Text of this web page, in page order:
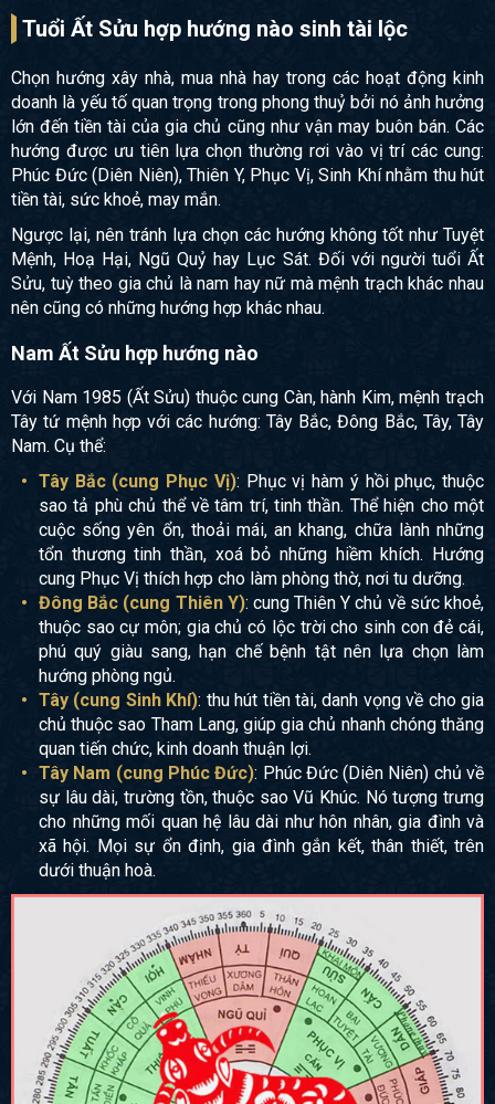
Tuổi Ất Sửu hợp hướng nào sinh tài lộc
Chọn hướng xây nhà, mua nhà hay trong các hoạt động kinh
doanh là yếu tố quan trọng trong phong thuỷ bởi nó ảnh hưởng
lớn đến tiền tài của gia chủ cũng như vận may buôn bán. Các
hướng được ưu tiên lựa chọn thường rơi vào vị trí các cung:
Phúc Đức (Diên Niên), Thiên Y, Phục Vị, Sinh Khí nhằm thu hút
tiền tài, sức khoẻ, may mắn.
Ngược lại, nên tránh lựa chọn các hướng không tốt như Tuyệt
Mệnh, Hoạ Hại, Ngũ Quỷ hay Lục Sát. Đối với người tuổi Ất
Sửu, tuỳ theo gia chủ là nam hay nữ mà mệnh trạch khác nhau
nên cũng có những hướng hợp khác nhau.
Nam Ất Sửu hợp hướng nào
Với Nam 1985 (Ất Sửu) thuộc cung Càn, hành Kim, mệnh trạch
Tây tứ mệnh hợp với các hướng: Tây Bắc, Đông Bắc, Tây, Tây
Nam. Cụ thể:
Tây Bắc (cung Phục Vị): Phục vị hàm ý hồi phục, thuộc
sao tả phù chủ thể về tâm trí, tinh thần. Thể hiện cho một
cuộc sống yên ổn, thoải mái, an khang, chữa lành những
tổn thương tinh thần, xoá bỏ những hiềm khích. Hướng
cung Phục Vị thích hợp cho làm phòng thờ, nơi tu dưỡng.
Đông Bắc (cung Thiên Y): cung Thiên Y chủ về sức khoẻ,
thuộc sao cự môn; gia chủ có lộc trời cho sinh con đẻ cái,
phú quý giàu sang, hạn chế bệnh tật nên lựa chọn làm
hướng phòng ngủ.
Tây (cung Sinh Khí): thu hút tiền tài, danh vọng về cho gia
chủ thuộc sao Tham Lang, giúp gia chủ nhanh chóng thăng
quan tiến chức, kinh doanh thuận lợi.
Tây Nam (cung Phúc Đức): Phúc Đức (Diên Niên) chủ về
sự lâu dài, trường tồn, thuộc sao Vũ Khúc. Nó tượng trưng
cho những mối quan hệ lâu dài như hôn nhân, gia đình và
xã hội. Mọi sự ổn định, gia đình gắn kết, thân thiết, trên
dưới thuận hoà.